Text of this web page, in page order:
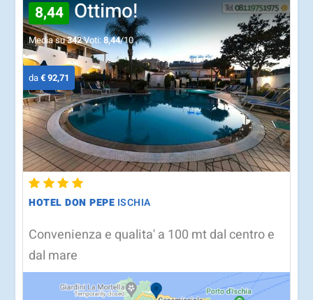
8,44 Ottimo!
Media su342Voti:8,44/10
da€ 92,71
HOTEL DON PEPE ISCHIA
Convenienza e qualita' a 100 mt dal centro e
dal mare